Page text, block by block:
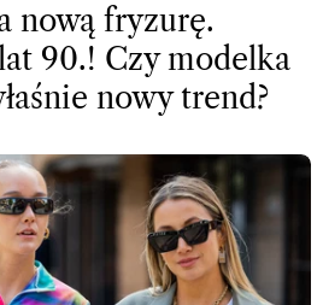
nową fryzurę.
90.! Czy modelka
nowy trend?